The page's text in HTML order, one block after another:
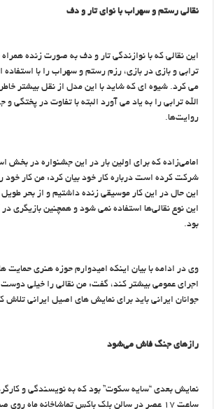
نقالی رستم و سهراب با نوای تار و دف
این نقالی که با نوازندگی تار و دف به صورت زنده
ترابی و بازی در بازی، رزم رستم و سهراب را با استفاده
می کرد. شیوه ای که شاید با این مدل از نقل بیشتر
الله ترابی را به یاد می آورد البته با تفاوت در پختگی
روایت‌ها.
امامی‌زاده که برای اولین بار در این جشنواره در بخش
شرکت کرده است درباره کار خود بیان کرد: من کار خود
این حال در این کار موسیقی زنده داشتیم و از بحر
این نوع نقالی‌ها استفاده نمی شود و همچنین بازیگری
بود.
وی در ادامه با بیان اینکه امیدوارم حوزه هنری
اجرای عمومی بیشتر کند، گفت: من نقالی را خیلی
جوانان ایرانی باید برای نمایش های اصیل ایرانی تلاش
رازهای جنگ فاش می‌شود
نمایش بعدی “سایه سکوت” بود که به نویسندگی و
ساعت ۱۷ عصر در سالن بلک باکس تماشاخانه ماه